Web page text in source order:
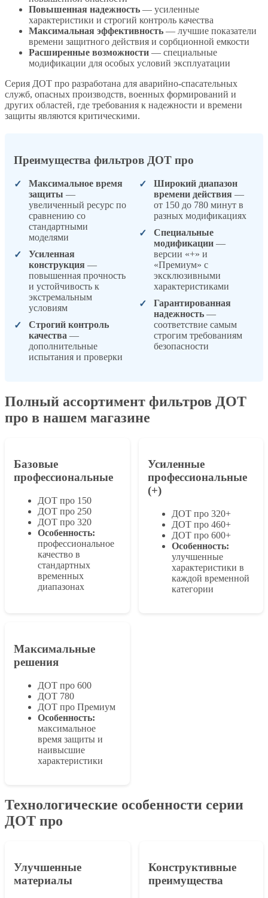
Повышенная надежность — усиленные
характеристики и строгий контроль качества
Максимальная эффективность — лучшие показатели
времени защитного действия и сорбционной емкости
Расширенные возможности — специальные
модификации для особых условий эксплуатации
Серия ДОТ про разработана для аварийно-спасательных
служб, опасных производств, военных формирований и
других областей, где требования к надежности и времени
защиты являются критическими.
Преимущества фильтров ДОТ про
Максимальное время
защиты —
увеличенный ресурс по
сравнению со
стандартными
моделями
Усиленная
конструкция —
повышенная прочность
и устойчивость к
экстремальным
условиям
Строгий контроль
качества —
дополнительные
испытания и проверки
Широкий диапазон
времени действия —
от 150 до 780 минут в
разных модификациях
Специальные
модификации —
версии «+» и
«Премиум» с
эксклюзивными
характеристиками
Гарантированная
надежность —
соответствие самым
строгим требованиям
безопасности
Полный ассортимент фильтров ДОТ
про в нашем магазине
Базовые
профессиональные
ДОТ про 150
ДОТ про 250
ДОТ про 320
Особенность:
профессиональное
качество в
стандартных
временных
диапазонах
Усиленные
профессиональные
(+)
ДОТ про 320+
ДОТ про 460+
ДОТ про 600+
Особенность:
улучшенные
характеристики в
каждой временной
категории
Максимальные
решения
ДОТ про 600
ДОТ 780
ДОТ про Премиум
Особенность:
максимальное
время защиты и
наивысшие
характеристики
Технологические особенности серии
ДОТ про
Улучшенные
материалы
Конструктивные
преимущества